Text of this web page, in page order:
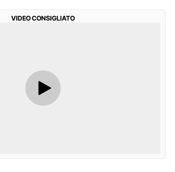
VIDEO CONSIGLIATO